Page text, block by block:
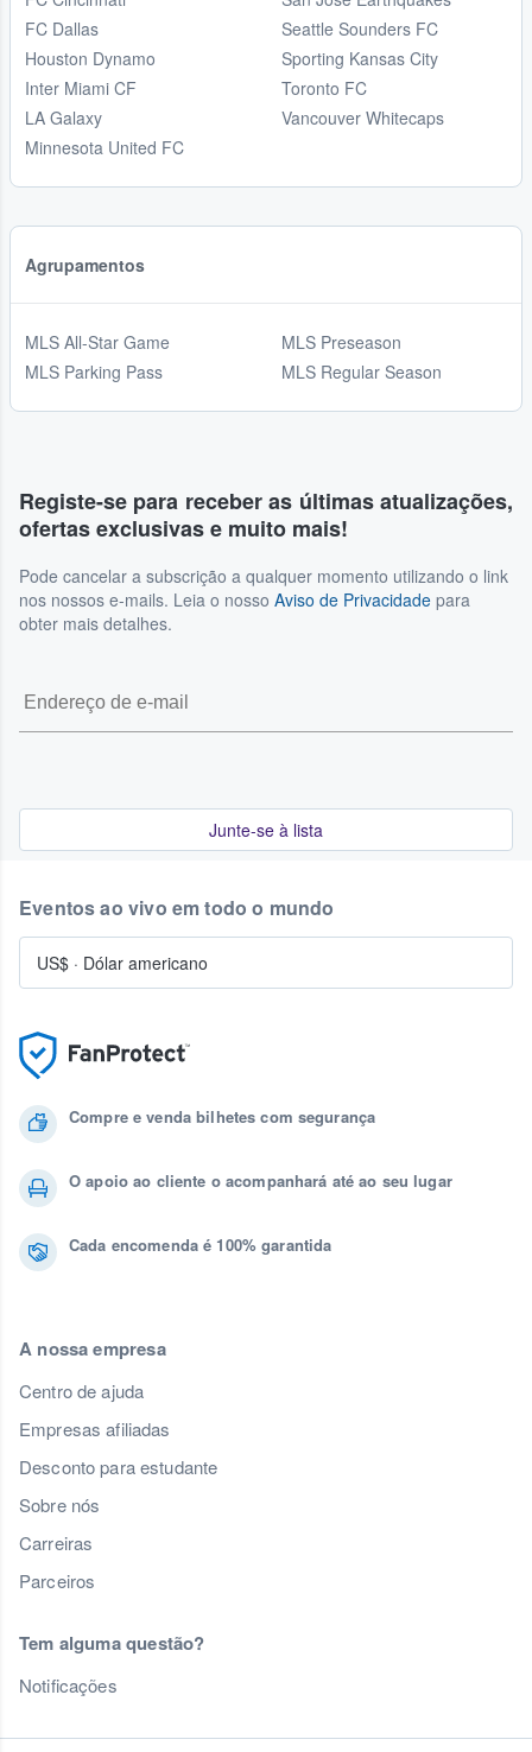
FC Dallas
Houston Dynamo
Inter Miami CF
LA Galaxy
Minnesota United FC
Seattle Sounders FC
Sporting Kansas City
Toronto FC
Vancouver Whitecaps
Agrupamentos
MLS All-Star Game
MLS Parking Pass
MLS Preseason
MLS Regular Season
Registe-se para receber as últimas atualizações,
ofertas exclusivas e muito mais!
Pode cancelar a subscrição a qualquer momento utilizando o link
nos nossos e-mails. Leia o nosso Aviso de Privacidade para
obter mais detalhes.
Junte-se à lista
Compre e venda bilhetes com segurança
O apoio ao cliente o acompanhará até ao seu lugar
Cada encomenda é 100% garantida
A nossa empresa
Centro de ajuda
Empresas afiliadas
Desconto para estudante
Sobre nós
Carreiras
Parceiros
Tem alguma questão?
Notificações
Eventos ao vivo em todo o mundo
US$ · Dólar americano